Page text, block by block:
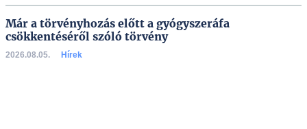
Már a törvényhozás előtt a gyógyszeráfa
csökkentéséről szóló törvény
2026.08.05. Hírek